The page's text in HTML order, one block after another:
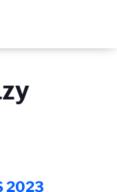
2023